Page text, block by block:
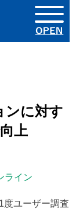
ンに対す
上
ライン
度ユーザー調査